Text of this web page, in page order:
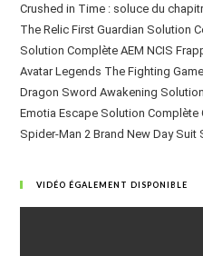
Crushed in Time : soluce du
The Relic First Guardian Solution
Solution Complète AEM NCIS
Avatar Legends The Fighting
Dragon Sword Awakening
Emotia Escape Solution Complète
Spider-Man 2 Brand New Day
VIDÉO ÉGALEMENT DISPONIBLE